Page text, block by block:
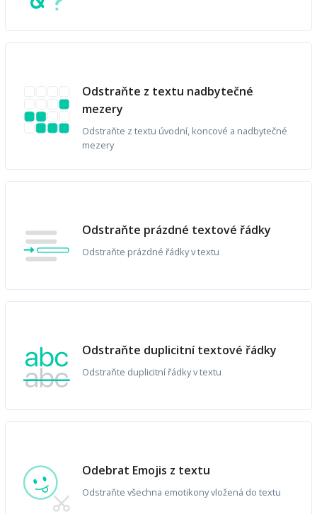
Odstraňte z textu nadbytečné
mezery
Odstraňte z textu úvodní, koncové a nadbytečné
mezery
Odstraňte prázdné textové řádky
Odstraňte prázdné řádky v textu
Odstraňte duplicitní textové řádky
Odstraňte duplicitní řádky v textu
Odebrat Emojis z textu
Odstraňte všechna emotikony vložená do textu